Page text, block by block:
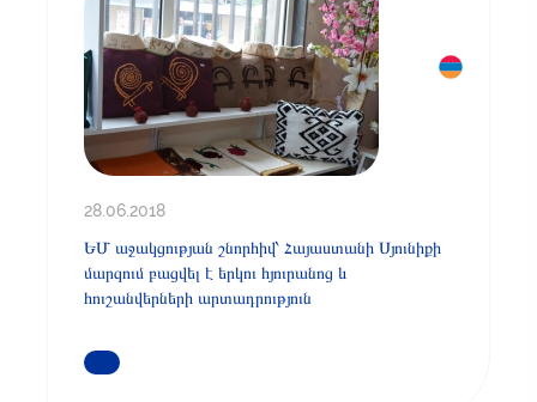
28.06.2018
ԵՄ աջակցության շնորհիվ՝ Հայաստանի Սյունիքի
մարզում բացվել է երկու հյուրանոց և
հուշանվերների արտադրություն
ԿԱՐԴԱՑԵՔ ԱՎԵԼԻՆ